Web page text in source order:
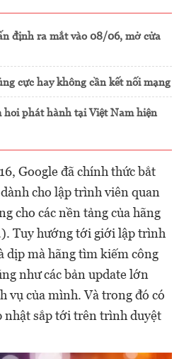
định ra mắt vào 08/06, mở cửa
cực hay không cần kết nối mạng
hoi phát hành tại Việt Nam hiện
Google đã chính thức bắt
cho lập trình viên quan
cho các nền tảng của hãng
Tuy hướng tới giới lập trình
dịp mà hãng tìm kiếm công
như các bản update lớn
vụ của mình. Và trong đó có
nhật sắp tới trên trình duyệt